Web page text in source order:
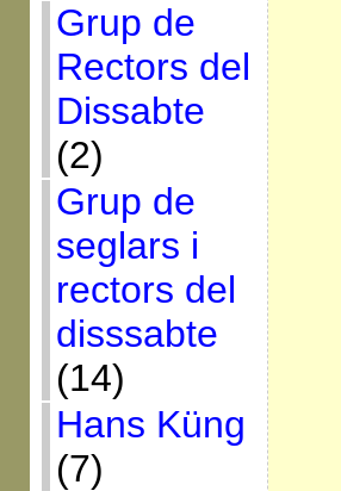
Grup de
Rectors del
Dissabte
(2)
Grup de
seglars i
rectors del
disssabte
(14)
Hans Küng
(7)